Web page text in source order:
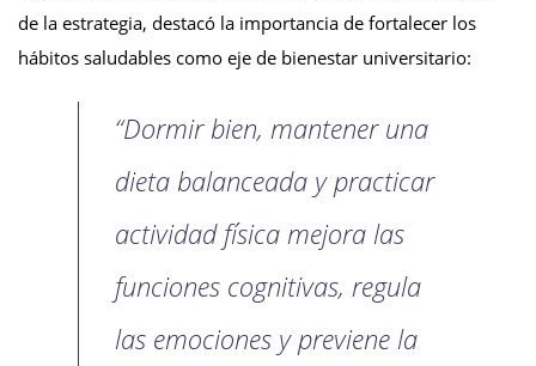
de la estrategia, destacó la importancia de fortalecer los
hábitos saludables como eje de bienestar universitario:
“Dormir bien, mantener una
dieta balanceada y practicar
actividad física mejora las
funciones cognitivas, regula
las emociones y previene la